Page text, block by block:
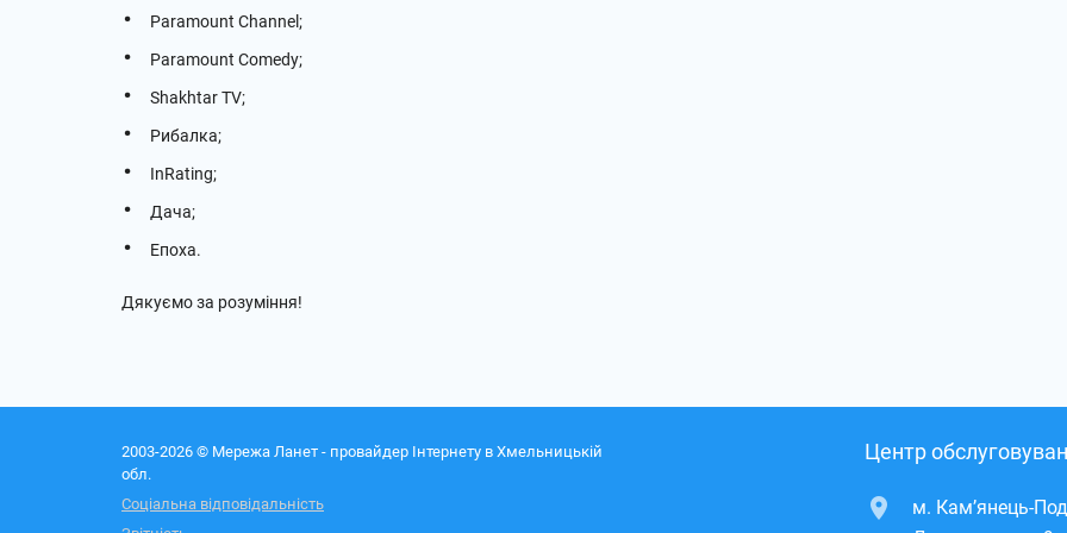
Paramount Channel;
Paramount Comedy;
Shakhtar TV;
Рибалка;
InRating;
Дача;
Епоха.
Дякуємо за розуміння!
2003-2026 © Мережа Ланет - провайдер Інтернету в Хмельницькій
обл.
Соціальна відповідальність
Центр
м. Кам’янець-